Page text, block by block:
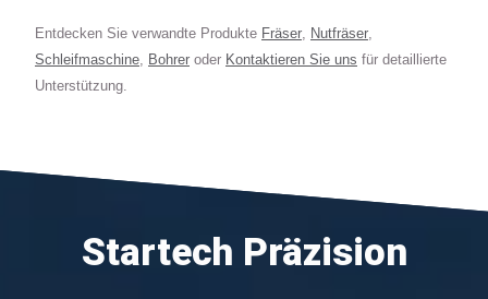
Entdecken Sie verwandte Produkte Fräser, Nutfräser,
Schleifmaschine, Bohrer oder Kontaktieren Sie uns für detaillierte
Unterstützung.
Startech Präzision